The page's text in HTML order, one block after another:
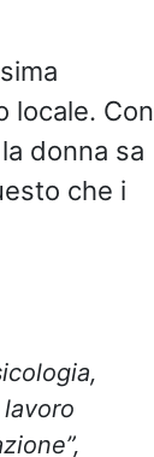
locale. Con
donna sa
che i